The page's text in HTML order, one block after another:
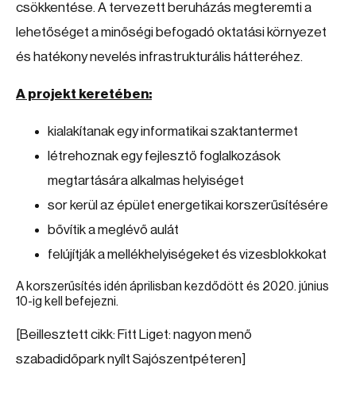
csökkentése. A tervezett beruházás megteremti a
lehetőséget a minőségi befogadó oktatási környezet
és hatékony nevelés infrastrukturális hátteréhez.
A projekt keretében:
kialakítanak egy informatikai szaktantermet
létrehoznak egy fejlesztő foglalkozások
megtartására alkalmas helyiséget
sor kerül az épület energetikai korszerűsítésére
bővítik a meglévő aulát
felújítják a mellékhelyiségeket és vizesblokkokat
A korszerűsítés idén áprilisban kezdődött és 2020. június
10-ig kell befejezni.
[Beillesztett cikk: Fitt Liget: nagyon menő
szabadidőpark nyílt Sajószentpéteren]